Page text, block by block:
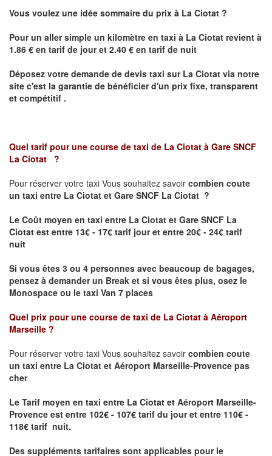
Vous voulez une idée sommaire du prix à La Ciotat ?
Pour un aller simple un kilomètre en taxi à La Ciotat revient à
1.86 € en tarif de jour et 2.40 € en tarif de nuit
Déposez votre demande de devis taxi sur La Ciotat via notre
site c'est la garantie de bénéficier d'un prix fixe, transparent
et compétitif .
Quel tarif pour une course de taxi de La Ciotat à Gare SNCF
La Ciotat
?
Pour réserver votre taxi Vous souhaitez savoir combien coute
un taxi entre La Ciotat et Gare SNCF La Ciotat ?
Le Coût moyen en taxi entre La Ciotat et Gare SNCF La
Ciotat est entre 13€ - 17€ tarif jour et entre 20€ - 24€ tarif
nuit
Si vous êtes 3 ou 4 personnes avec beaucoup de bagages,
pensez à demander un Break et si vous êtes plus, osez le
Monospace ou le taxi Van 7 places
Quel prix pour une course de taxi de La Ciotat à Aéroport
Marseille ?
Pour réserver votre taxi Vous souhaitez savoir combien coute
un taxi entre La Ciotat et Aéroport Marseille-Provence pas
cher
Le Tarif moyen en taxi entre La Ciotat et Aéroport Marseille-
Provence est entre 102€ - 107€ tarif du jour et entre 110€ -
118€ tarif nuit.
Des suppléments tarifaires sont applicables pour le